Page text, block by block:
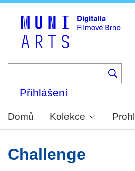
Přihlášení
Domů Kolekce
Challenge